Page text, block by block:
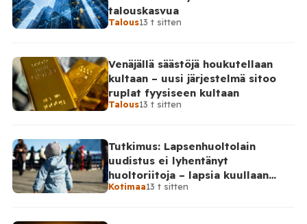
talouskasvua
Talous13 t sitten
Venäjällä säästöjä houkutellaan
kultaan – uusi järjestelmä sitoo
ruplat fyysiseen kultaan
Talous13 t sitten
Tutkimus: Lapsenhuoltolain
uudistus ei lyhentänyt
huoltoriitoja – lapsia kuullaan
edelleen harvoin
Kotimaa13 t sitten